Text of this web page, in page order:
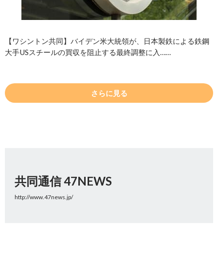
【ワシントン共同】バイデン米大統領が、日本製鉄による鉄鋼
大手USスチールの買収を阻止する最終調整に入……
さらに見る
共同通信 47NEWS
http://www.47news.jp/